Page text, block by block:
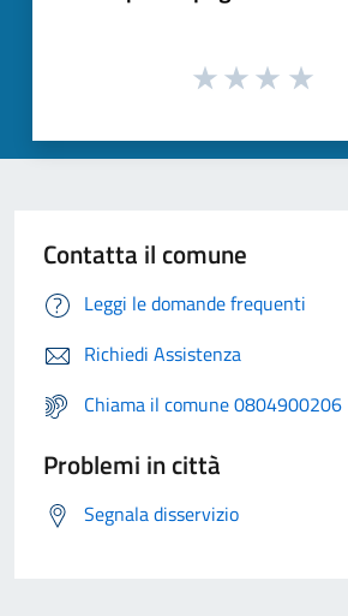
Contatta il comune
Leggi le domande frequenti
Richiedi Assistenza
Chiama il comune 0804900206
Problemi in città
Segnala disservizio